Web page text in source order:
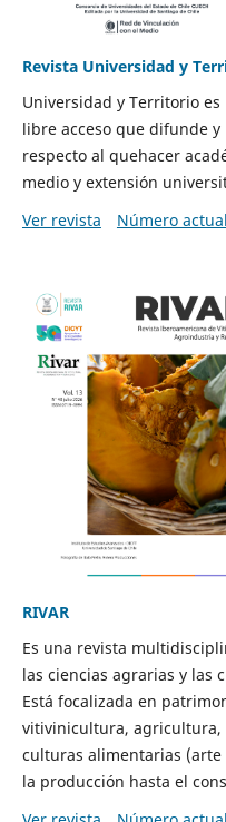
Revista Universidad y
Universidad y Territorio
libre acceso que difunde
respecto al quehacer
medio y extensión
Ver revista
Número actual
RIVAR
Es una revista
las ciencias agrarias y las
Está focalizada en
vitivinicultura,
culturas alimentarias (arte
la producción hasta el